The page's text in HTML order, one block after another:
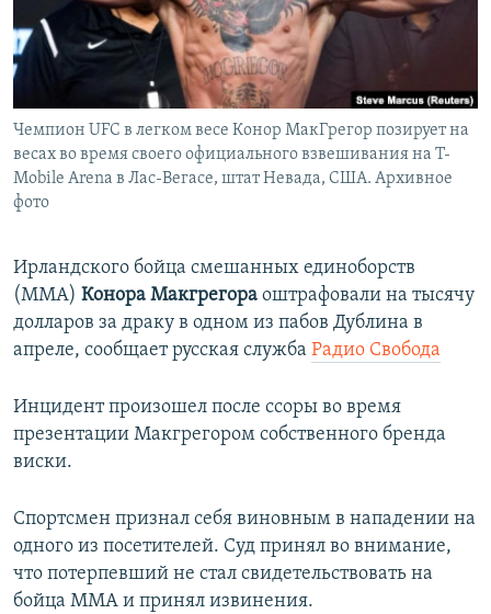
ПОБЕДИТЕЛЕЙ НЕ СУДЯТ?
КРЫМ.НЕПОКОРЕННЫЙ
УКРАИНСКАЯ ПРОБЛЕМА КРЫМА
ПРИСОЕДИНЯЙТЕСЬ!
Все сайты RFE/RL
Чемпион UFC в легком весе Конор МакГрегор позирует на
весах во время своего официального взвешивания на T-
Mobile Arena в Лас-Вегасе, штат Невада, США. Архивное
фото
Ирландского бойца смешанных единоборств
(MMA) Конора Макгрегора оштрафовали на тысячу
долларов за драку в одном из пабов Дублина в
апреле, сообщает русская служба Радио Свобода
Инцидент произошел после ссоры во время
презентации Макгрегором собственного бренда
виски.
Спортсмен признал себя виновным в нападении на
одного из посетителей. Суд принял во внимание,
что потерпевший не стал свидетельствовать на
бойца MMA и принял извинения.